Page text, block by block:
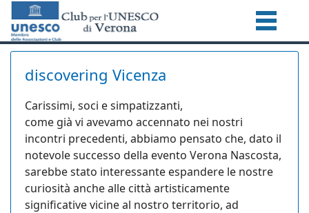
discovering Vicenza
Carissimi, soci e simpatizzanti,
come già vi avevamo accennato nei nostri
incontri precedenti, abbiamo pensato che, dato il
notevole successo della evento Verona Nascosta,
sarebbe stato interessante espandere le nostre
curiosità anche alle città artisticamente
significative vicine al nostro territorio, ad